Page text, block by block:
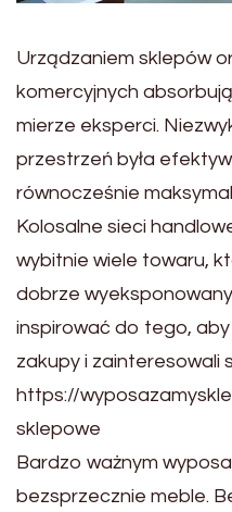
Urządzaniem sklepów
komercyjnych
mierze eksperci.
przestrzeń była
równocześnie
Kolosalne sieci
wybitnie wiele towaru,
dobrze
inspirować do tego, aby
zakupy i zainteresowali
https://
sklepowe
Bardzo ważnym
bezsprzecznie meble.